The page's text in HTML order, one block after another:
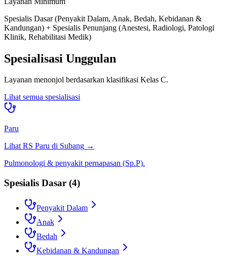
Spesialis Dasar (Penyakit Dalam, Anak, Bedah, Kebidanan &
Kandungan) + Spesialis Penunjang (Anestesi, Radiologi, Patologi
Klinik, Rehabilitasi Medik)
Spesialisasi Unggulan
Layanan menonjol berdasarkan klasifikasi Kelas C.
Lihat semua spesialisasi
Paru
Lihat RS Paru di Subang →
Pulmonologi & penyakit pernapasan (Sp.P).
Spesialis Dasar (4)
Penyakit Dalam
Anak
Bedah
Kebidanan & Kandungan